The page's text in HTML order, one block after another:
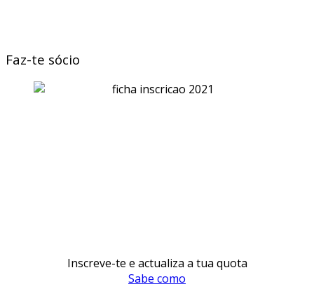
Faz-te sócio
Inscreve-te e actualiza a tua quota
Sabe como